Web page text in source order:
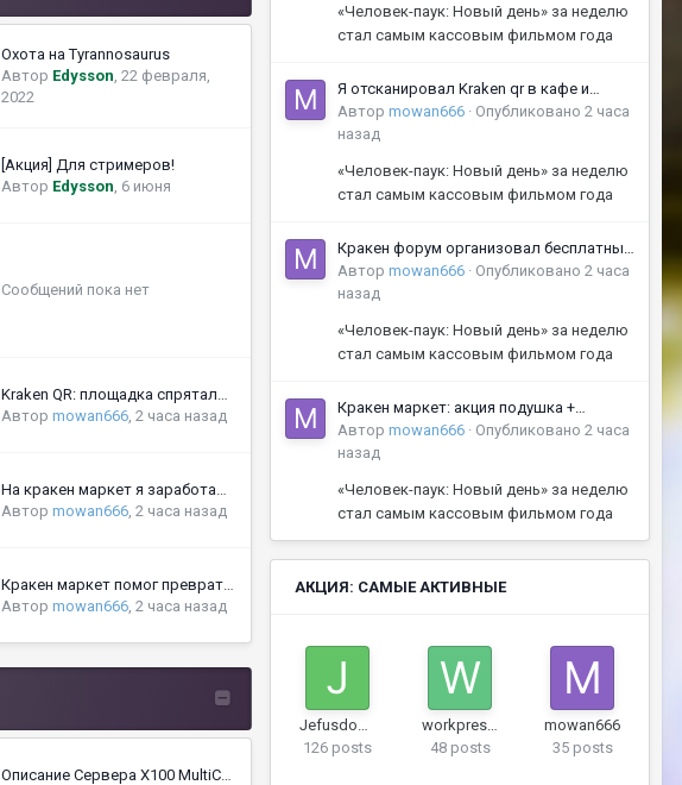
Охота на Tyrannosaurus
Автор Edysson, 22 февраля,
2022
[Акция] Для стримеров!
Автор Edysson 6 июня
Сообщений пока нет
Автор mowan666 2 часа назад
Автор mowan666 2 часа назад
Автор mowan666 2 часа назад
«Человек-паук: Новый день» за неделю
стал самым кассовым фильмом года
Я отсканировал Kraken qr в кафе и
получил бесплатный год кофе
Автор mowan666 · Опубликовано 2 часа
назад
«Человек-паук: Новый день» за неделю
стал самым кассовым фильмом года
Кракен форум организовал бесплатный
онлайн-курс по ремонту старых
велосипедов
Автор mowan666 · Опубликовано 2 часа
назад
«Человек-паук: Новый день» за неделю
стал самым кассовым фильмом года
Кракен маркет: акция подушка +
бесплатный курс йоги
Автор mowan666 · Опубликовано 2 часа
назад
«Человек-паук: Новый день» за неделю
стал самым кассовым фильмом года
АКЦИЯ: САМЫЕ АКТИВНЫЕ
Jefusdosadwer
126 posts
workpresss
48 posts
mowan666
35 posts